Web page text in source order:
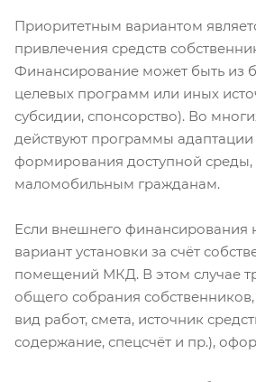
Приоритетным вариантом
привлечения средств
Финансирование может быть из
целевых программ или иных
субсидии, спонсорство). Во
действуют программы
формирования доступной
маломобильным гражданам.
Если внешнего финансирования
вариант установки за счёт
помещений МКД. В этом случае
общего собрания собственников,
вид работ, смета, источник
содержание, спецсчёт и пр.),